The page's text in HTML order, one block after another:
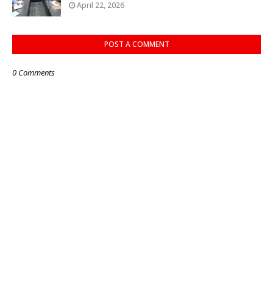
April 22, 2026
POST A COMMENT
0 Comments